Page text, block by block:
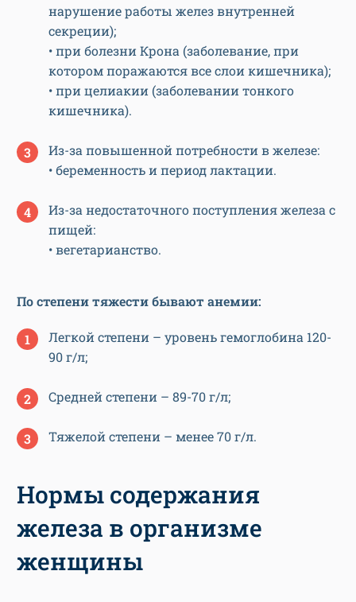
нарушение работы желез внутренней
секреции);
• при болезни Крона (заболевание, при
котором поражаются все слои кишечника);
• при целиакии (заболевании тонкого
кишечника).
Из-за повышенной потребности в железе:
• беременность и период лактации.
Из-за недостаточного поступления железа с
пищей:
• вегетарианство.
По степени тяжести бывают анемии:
Легкой степени – уровень гемоглобина 120-
90 г/л;
Средней степени – 89-70 г/л;
Тяжелой степени – менее 70 г/л.
Нормы содержания
железа в организме
женщины